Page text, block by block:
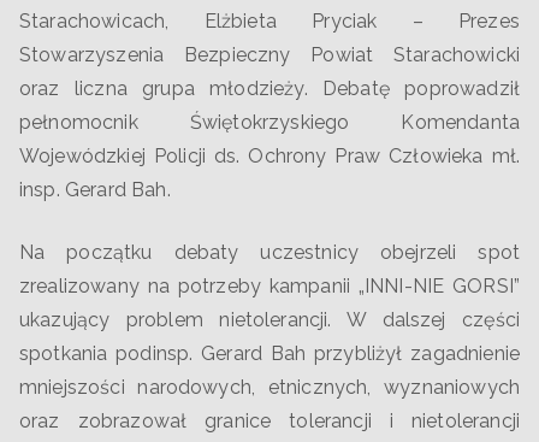
Starachowicach,
Elżbieta Pryciak – Prezes
Stowarzyszenia Bezpieczny Powiat
Starachowicki
oraz liczna grupa młodzieży. Debatę poprowadził
pełnomocnik Świętokrzyskiego Komendanta
Wojewódzkiej Policji ds. Ochrony Praw Człowieka mł.
insp. Gerard Bah.
Na początku debaty uczestnicy obejrzeli spot
zrealizowany na potrzeby kampanii „INNI-NIE GORSI”
ukazujący problem nietolerancji. W dalszej części
spotkania podinsp. Gerard Bah przybliżył zagadnienie
mniejszości narodowych, etnicznych, wyznaniowych
oraz zobrazował granice tolerancji i nietolerancji